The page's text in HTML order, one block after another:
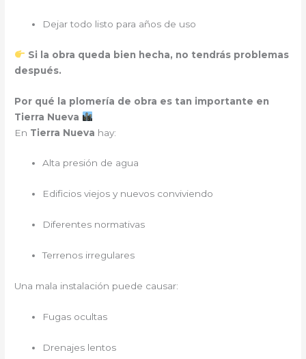
Dejar todo listo para años de uso
Si la obra queda bien hecha, no tendrás problemas
después.
Por qué la plomería de obra es tan importante en
Tierra Nueva
En Tierra Nueva hay:
Alta presión de agua
Edificios viejos y nuevos conviviendo
Diferentes normativas
Terrenos irregulares
Una mala instalación puede causar:
Fugas ocultas
Drenajes lentos